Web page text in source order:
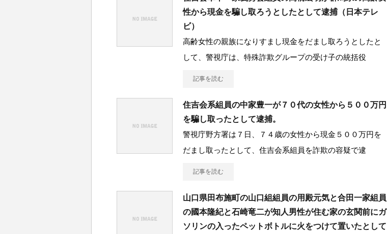
性から現金を騙し取ろうとしたとして逮捕（日本テレ
ビ）
高齢女性の親族になりすまし現金をだまし取ろうとしたと
して、警視庁は、特殊詐欺グループの受け子の統括役
記事を読む
住吉会系組員の中家豊一が７０代の女性から５００万円
を騙し取ったとして逮捕。
警視庁野方署は７日、７４歳の女性から現金５００万円を
だまし取ったとして、住吉会系組員を詐欺の容疑で逮
記事を読む
山口県田布施町の山口組組員の用殿元気と合田一家組員
の國本隆紀と石崎竜二が知人男性が住む家の玄関前にガ
ソリンの入ったペットボトルに火をつけて置いたとして